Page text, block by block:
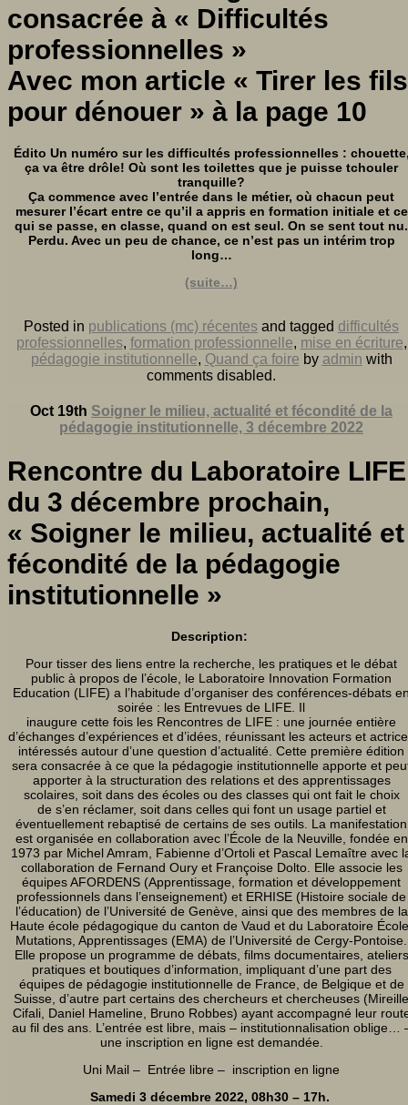
consacrée à « Difficultés
professionnelles »
Avec mon article « Tirer les fils
pour dénouer » à la page 10
Édito Un numéro sur les difficultés professionnelles :
ça va être drôle! Où sont les toilettes que je puisse tchouler
tranquille?
Ça commence avec l’entrée dans le métier, où chacun peut
mesurer l’écart entre ce qu’il a appris en formation initiale et ce
qui se passe, en classe, quand on est seul. On se sent tout nu.
Perdu. Avec un peu de chance, ce n’est pas un intérim trop
long…
(suite…)
Posted in publications (mc) récentes and tagged difficultés
professionnelles, formation professionnelle, mise en écriture,
pédagogie institutionnelle, Quand ça foire by admin with
comments disabled.
Oct 19th Soigner le milieu, actualité et fécondité de la
pédagogie institutionnelle, 3 décembre 2022
Rencontre du Laboratoire
du 3 décembre prochain,
« Soigner le milieu, actualité et
fécondité de la pédagogie
institutionnelle »
Description:
Pour tisser des liens entre la recherche, les pratiques et le débat
public à propos de l’école, le Laboratoire Innovation Formation
Education (LIFE) a l’habitude d’organiser des conférences-débats
soirée : les Entrevues de LIFE. Il
inaugure cette fois les Rencontres de LIFE : une journée entière
d’échanges d’expériences et d’idées, réunissant les acteurs et
intéressés autour d’une question d’actualité. Cette première édition
sera consacrée à ce que la pédagogie institutionnelle apporte et
apporter à la structuration des relations et des apprentissages
scolaires, soit dans des écoles ou des classes qui ont fait le choix
de s’en réclamer, soit dans celles qui font un usage partiel et
éventuellement rebaptisé de certains de ses outils. La manifestation
est organisée en collaboration avec l’École de la Neuville, fondée en
1973 par Michel Amram, Fabienne d’Ortoli et Pascal Lemaître avec
collaboration de Fernand Oury et Françoise Dolto. Elle associe les
équipes AFORDENS (Apprentissage, formation et développement
professionnels dans l’enseignement) et ERHISE (Histoire sociale de
l’éducation) de l’Université de Genève, ainsi que des membres de la
Haute école pédagogique du canton de Vaud et du Laboratoire
Mutations, Apprentissages (EMA) de l’Université de Cergy-Pontoise.
Elle propose un programme de débats, films documentaires, ateliers
pratiques et boutiques d’information, impliquant d’une part des
équipes de pédagogie institutionnelle de France, de Belgique et de
Suisse, d’autre part certains des chercheurs et chercheuses (Mireille
Cifali, Daniel Hameline, Bruno Robbes) ayant accompagné leur
au fil des ans. L’entrée est libre, mais – institutionnalisation oblige…
une inscription en ligne est demandée.
Uni Mail – Entrée libre – inscription en ligne
Samedi 3 décembre 2022, 08h30 – 17h.